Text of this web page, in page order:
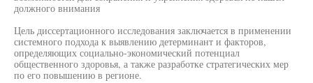
должного внимания
Цель диссертационного исследования заключается в применении
системного подхода к выявлению детерминант и факторов,
определяющих социально-экономический потенциал
общественного здоровья, а также разработке стратегических мер
по его повышению в регионе.